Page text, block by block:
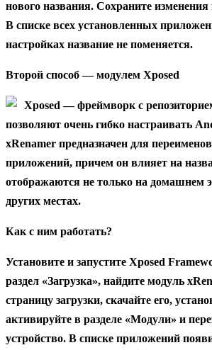
нового названия. Сохраните
В списке всех установленных
настройках название не поменяется.
Второй способ — модулем Xposed
Xposed — фреймворк с
позволяют очень гибко настраивать
xRenamer предназначен для
приложений, причем он влияет на
отображаются не только на домашнем
других местах.
Как с ним работать?
Установите и запустите Xposed
раздел «Загрузка», найдите модуль
страницу загрузки, скачайте его,
активируйте в разделе «Модули» и
устройство. В списке приложений